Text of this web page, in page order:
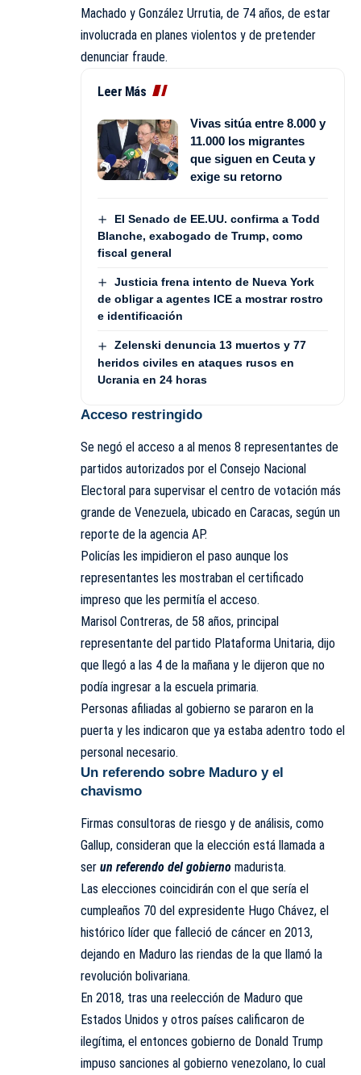
Machado y González Urrutia, de 74 años, de estar
involucrada en planes violentos y de pretender
denunciar fraude.
Leer Más
Vivas sitúa entre 8.000 y
11.000 los migrantes
que siguen en Ceuta y
exige su retorno
El Senado de EE.UU. confirma a Todd
Blanche, exabogado de Trump, como
fiscal general
Justicia frena intento de Nueva York
de obligar a agentes ICE a mostrar rostro
e identificación
Zelenski denuncia 13 muertos y 77
heridos civiles en ataques rusos en
Ucrania en 24 horas
Acceso restringido
Se negó el acceso a al menos 8 representantes de
partidos autorizados por el Consejo Nacional
Electoral para supervisar el centro de votación más
grande de Venezuela, ubicado en Caracas, según un
reporte de la agencia AP.
Policías les impidieron el paso aunque los
representantes les mostraban el certificado
impreso que les permitía el acceso.
Marisol Contreras, de 58 años, principal
representante del partido Plataforma Unitaria, dijo
que llegó a las 4 de la mañana y le dijeron que no
podía ingresar a la escuela primaria.
Personas afiliadas al gobierno se pararon en la
puerta y les indicaron que ya estaba adentro todo el
personal necesario.
Un referendo sobre Maduro y el
chavismo
Firmas consultoras de riesgo y de análisis, como
Gallup, consideran que la elección está llamada a
ser un referendo del gobierno madurista.
Las elecciones coincidirán con el que sería el
cumpleaños 70 del expresidente Hugo Chávez, el
histórico líder que falleció de cáncer en 2013,
dejando en Maduro las riendas de la que llamó la
revolución bolivariana.
En 2018, tras una reelección de Maduro que
Estados Unidos y otros países calificaron de
ilegítima, el entonces gobierno de Donald Trump
impuso sanciones al gobierno venezolano, lo cual